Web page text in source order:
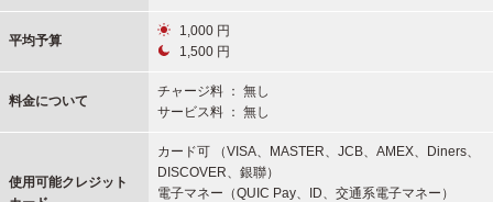
平均予算
1,000 円
1,500 円
料金について
チャージ料 ： 無し
サービス料 ： 無し
使用可能クレジット
カード可 （VISA、MASTER、JCB、AMEX、Diners、
DISCOVER、銀聯）
電子マネー（QUIC Pay、ID、交通系電子マネー）